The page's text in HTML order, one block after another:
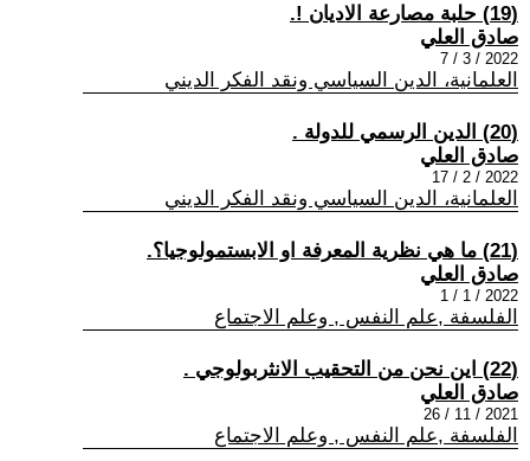
(19) حلبة مصارعة الاديان !.
صادق العلي
2022 / 3 / 7
العلمانية، الدين السياسي ونقد الفكر الديني
(20) الدين الرسمي للدولة .
صادق العلي
2022 / 2 / 17
العلمانية، الدين السياسي ونقد الفكر الديني
(21) ما هي نظرية المعرفة او الابستمولوجيا؟.
صادق العلي
2022 / 1 / 1
الفلسفة ,علم النفس , وعلم الاجتماع
(22) اين نحن من التحقيب الانثربولوجي .
صادق العلي
2021 / 11 / 26
الفلسفة ,علم النفس , وعلم الاجتماع